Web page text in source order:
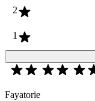
2
1
Fayatorie